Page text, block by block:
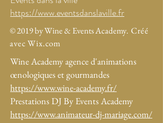
https://www.eventsdanslaville.fr
© 2019 by Wine & Events Academy. Créé
avec Wix.com
Wine Academy agence d'animations
œnologiques et gourmandes
https://www.wine-academy.fr/
Prestations DJ By Events Academy
https://www.animateur-dj-mariage.com/